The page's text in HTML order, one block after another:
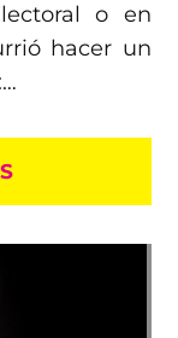
o en
hacer un